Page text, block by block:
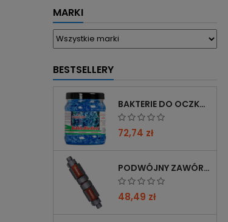
MARKI
BESTSELLERY
BAKTERIE DO OCZKA WODNEGO FEMANGA BUBBLE BIO START 1000 ML
72,74 zł
PODWÓJNY ZAWÓR CHIHIROS DOUBLE TAP 12/16→16/22 Z REDUKCJĄ 12→16 MM
48,49 zł